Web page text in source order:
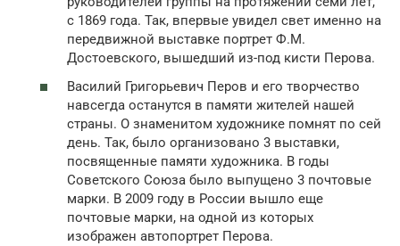
с 1869 года. Так, впервые увидел свет именно на
передвижной выставке портрет Ф.М.
Достоевского, вышедший из-под кисти Перова.
Василий Григорьевич Перов и его творчество
навсегда останутся в памяти жителей нашей
страны. О знаменитом художнике помнят по сей
день. Так, было организовано 3 выставки,
посвященные памяти художника. В годы
Советского Союза было выпущено 3 почтовые
марки. В 2009 году в России вышло еще
почтовые марки, на одной из которых
изображен автопортрет Перова.